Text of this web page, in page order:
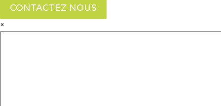
CONTACTEZ NOUS
×